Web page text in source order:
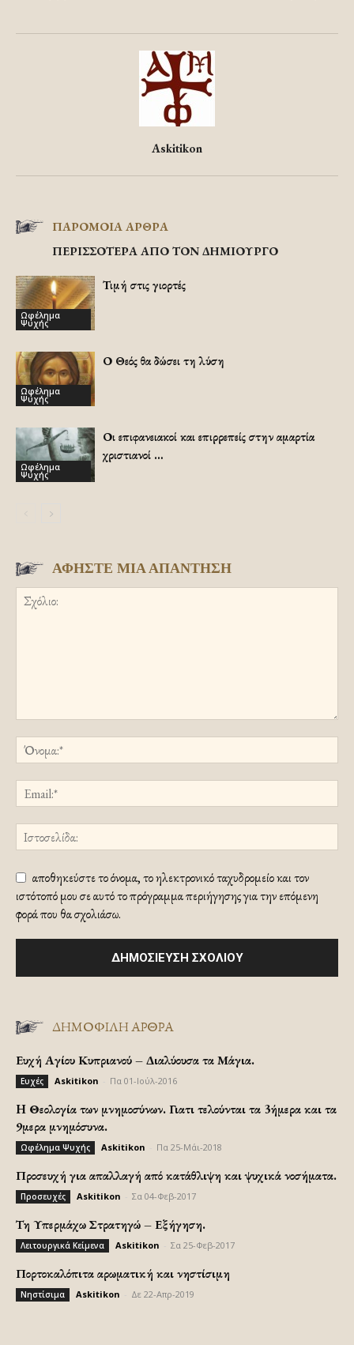
Askitikon
ΠΑΡΟΜΟΙΑ ΑΡΘΡΑ
ΠΕΡΙΣΣΟΤΕΡΑ ΑΠΟ ΤΟΝ ΔΗΜΙΟΥΡΓΟ
Ωφέλημα
Ψυχής
Τιμή στις γιορτές
Ωφέλημα
Ψυχής
Ο Θεός θα δώσει τη λύση
Ωφέλημα
Ψυχής
Οι επιφανειακοί και επιρρεπείς στην αμαρτία
χριστιανοί …
ΑΦΗΣΤΕ ΜΙΑ ΑΠΑΝΤΗΣΗ
αποθηκεύστε το όνομα, το ηλεκτρονικό ταχυδρομείο και τον
ιστότοπό μου σε αυτό το πρόγραμμα περιήγησης για την επόμενη
φορά που θα σχολιάσω.
ΔΗΜΟΦΙΛΗ ΑΡΘΡΑ
Ευχή Αγίου Κυπριανού – Διαλύουσα τα Μάγια.
Ευχές Askitikon Πα 01-Ιούλ-2016
H Θεολογία των μνημοσύνων. Γιατι τελούνται τα 3ήμερα και τα
9μερα μνημόσυνα.
Ωφέλημα Ψυχής Askitikon Πα 25-Μάι-2018
Προσευχή για απαλλαγή από κατάθλιψη και ψυχικά νοσήματα.
Προσευχές Askitikon Σα 04-Φεβ-2017
Τη Υπερμάχω Στρατηγώ – Εξήγηση.
Λειτουργικά Κείμενα Askitikon Σα 25-Φεβ-2017
Πορτοκαλόπιτα αρωματική και νηστίσιμη
Νηστίσιμα Askitikon Δε 22-Απρ-2019